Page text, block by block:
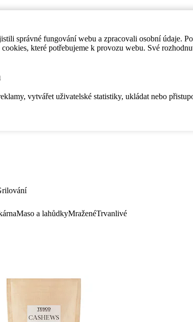
správné fungování webu a zpracovali osobní údaje.
které potřebujeme k provozu webu. Své
vytvářet uživatelské statistiky, ukládat nebo
Maso a lahůdkyMraženéTrvanlivé